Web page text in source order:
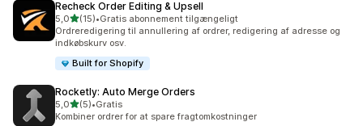
Recheck Order Editing & Upsell
5,0ud af 5 stjerner
(15)
15 anmeldelser i alt
•Gratis abonnement tilgængeligt
Ordreredigering til annullering af ordrer, redigering af adresse og
indkøbskurv osv.
Built for Shopify
Rocketly: Auto Merge Orders
5,0ud af 5 stjerner
(5)
5 anmeldelser i alt
•Gratis
Kombiner ordrer for at spare fragtomkostninger